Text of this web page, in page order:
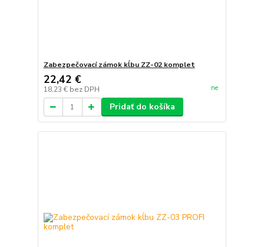
Zabezpečovací zámok kĺbu ZZ-02 komplet
22,42 €
18,23 € bez DPH ne
Pridať do košíka